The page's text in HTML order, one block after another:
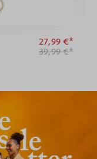
27,99 €*
39,99 €*